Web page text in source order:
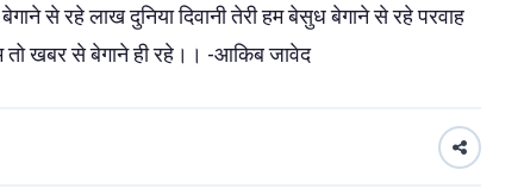
से रहे लाख दुनिया दिवानी तेरी हम बेसुध बेगाने से रहे परवाह
तो खबर से बेगाने ही रहे।। -आकिब जावेद